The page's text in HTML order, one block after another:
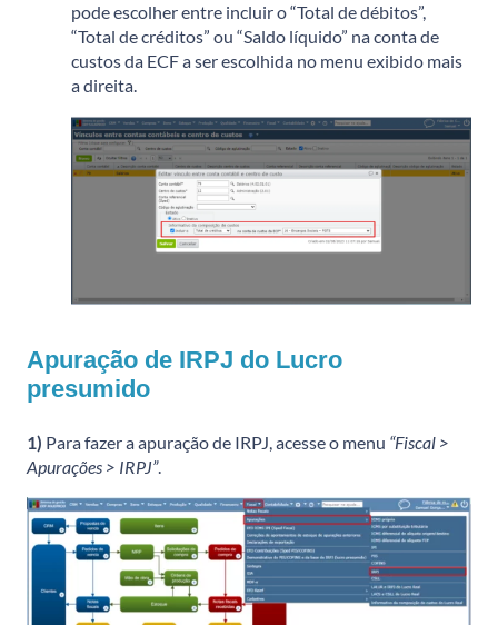
pode escolher entre incluir o “Total de débitos”,
“Total de créditos” ou “Saldo líquido” na conta de
custos da ECF a ser escolhida no menu exibido mais
a direita.
Apuração de IRPJ do Lucro
presumido
1) Para fazer a apuração de IRPJ, acesse o menu “Fiscal >
Apurações > IRPJ”.